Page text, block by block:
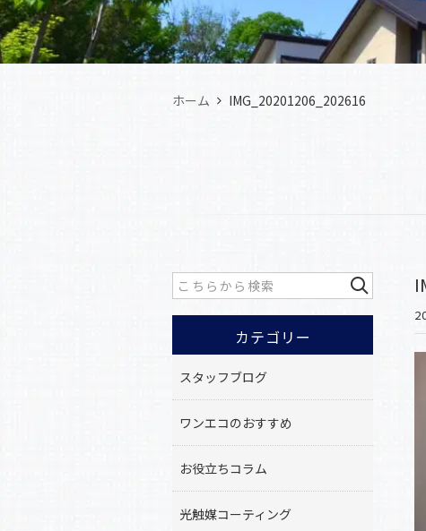
ホーム IMG_20201206_202616
カテゴリー
スタッフブログ
ワンエコのおすすめ
お役立ちコラム
光触媒コーティング